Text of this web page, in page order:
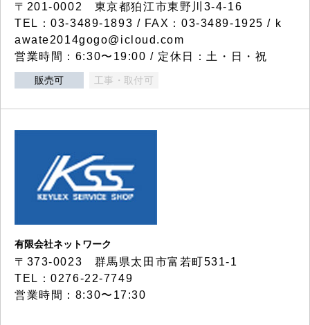
〒201-0002 東京都狛江市東野川3-4-16
TEL：03-3489-1893 / FAX：03-3489-1925 / k
awate2014gogo@icloud.com
営業時間：6:30〜19:00 / 定休日：土・日・祝
販売可 工事・取付可
有限会社ネットワーク
〒373-0023 群馬県太田市富若町531-1
TEL：0276-22-7749
営業時間：8:30〜17:30